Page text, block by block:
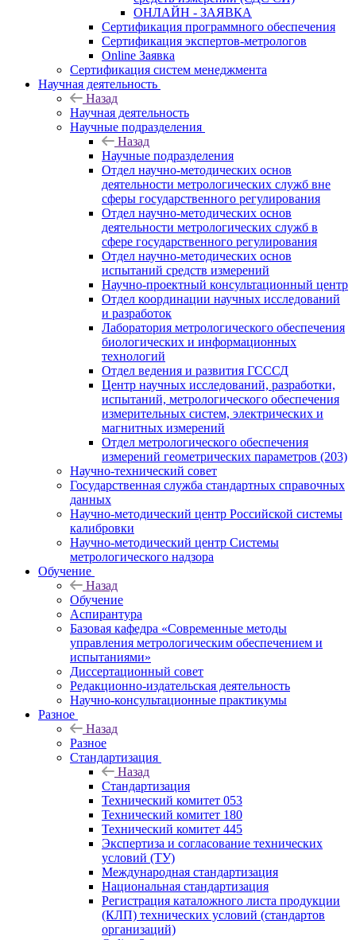
ОНЛАЙН - ЗАЯВКА
Сертификация программного обеспечения
Сертификация экспертов-метрологов
Online Заявка
Сертификация систем менеджмента
Научная деятельность
Назад
Научная деятельность
Научные подразделения
Назад
Научные подразделения
Отдел научно-методических основ
деятельности метрологических служб вне
сферы государственного регулирования
Отдел научно-методических основ
деятельности метрологических служб в
сфере государственного регулирования
Отдел научно-методических основ
испытаний средств измерений
Научно-проектный консультационный центр
Отдел координации научных исследований
и разработок
Лаборатория метрологического обеспечения
биологических и информационных
технологий
Отдел ведения и развития ГСССД
Центр научных исследований, разработки,
испытаний, метрологического обеспечения
измерительных систем, электрических и
магнитных измерений
Отдел метрологического обеспечения
измерений геометрических параметров (203)
Научно-технический совет
Государственная служба стандартных справочных
данных
Научно-методический центр Российской системы
калибровки
Научно-методический центр Системы
метрологического надзора
Обучение
Назад
Обучение
Аспирантура
Базовая кафедра «Современные методы
управления метрологическим обеспечением и
испытаниями»
Диссертационный совет
Редакционно-издательская деятельность
Научно-консультационные практикумы
Разное
Назад
Разное
Стандартизация
Назад
Стандартизация
Технический комитет 053
Технический комитет 180
Технический комитет 445
Экспертиза и согласование технических
условий (ТУ)
Международная стандартизация
Национальная стандартизация
Регистрация каталожного листа продукции
(КЛП) технических условий (стандартов
организаций)